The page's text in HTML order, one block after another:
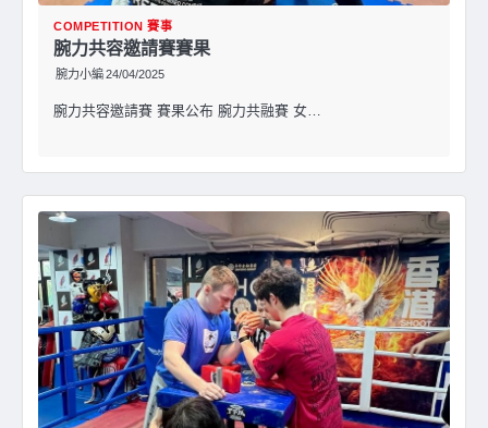
COMPETITION 賽事
腕力共容邀請賽賽果
腕力小編24/04/2025
腕力共容邀請賽 賽果公布 腕力共融賽 女…